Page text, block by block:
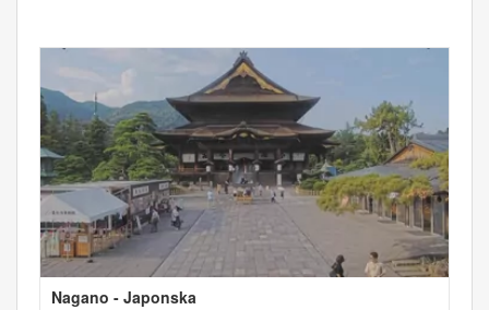
Nagano - Japonska